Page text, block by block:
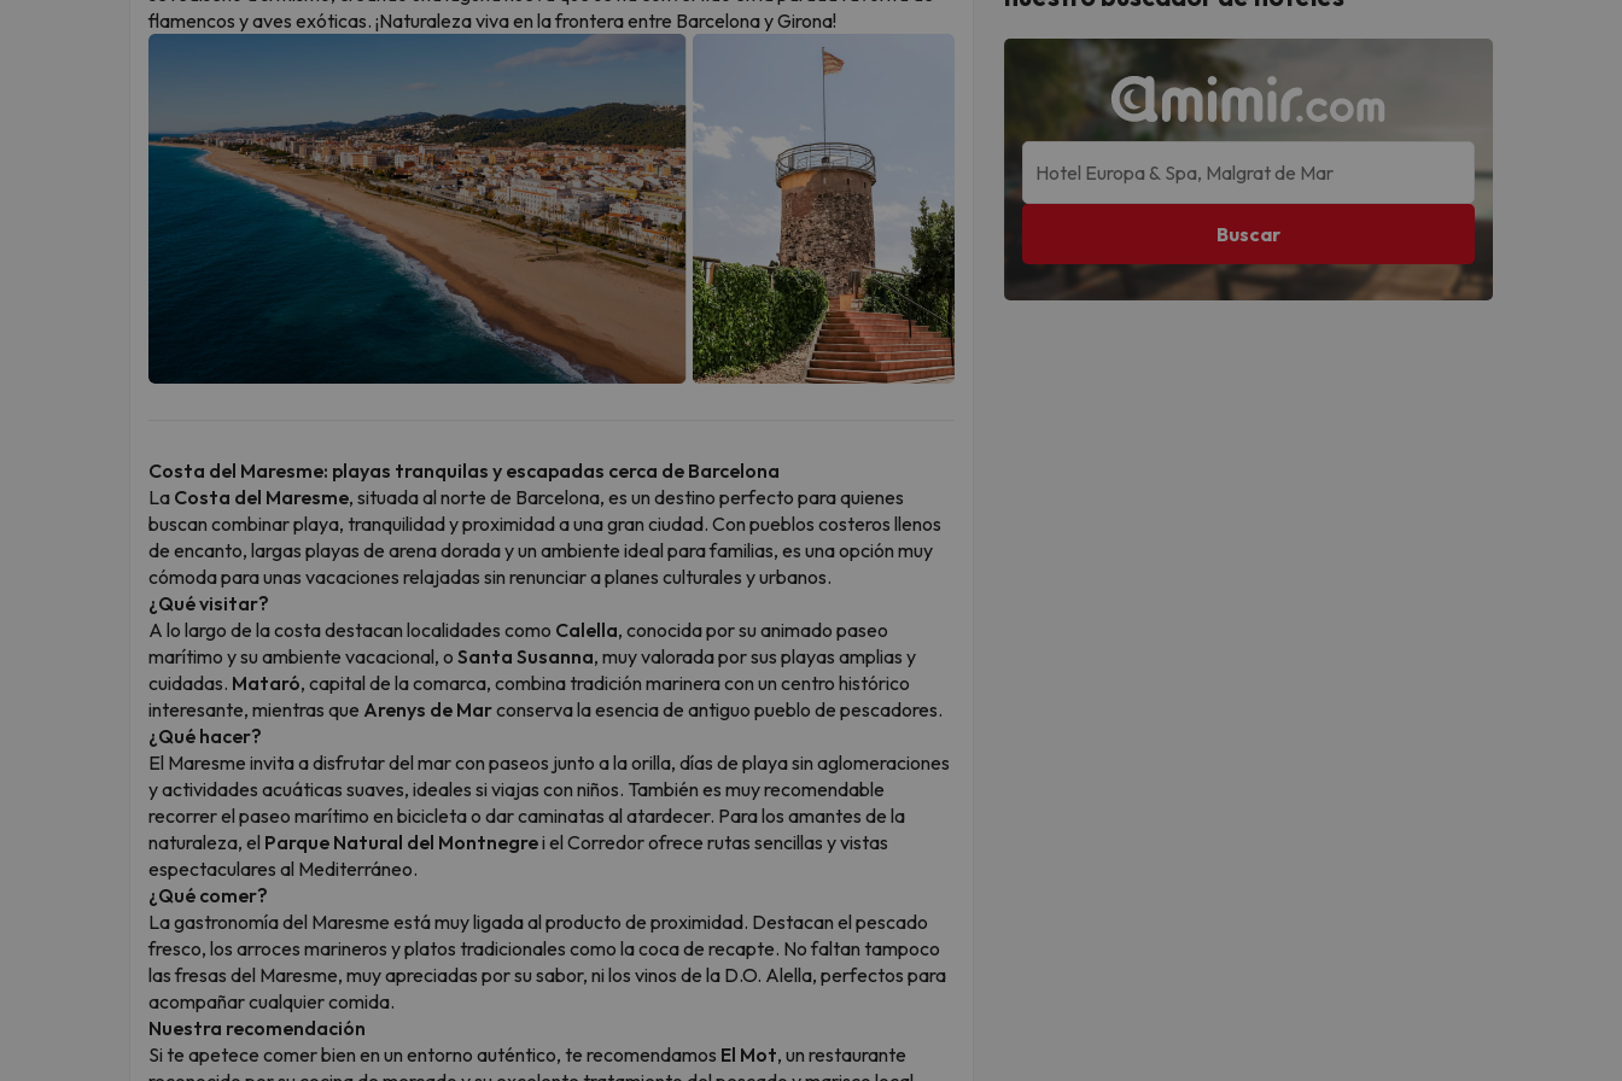
flamencos y aves exóticas. ¡Naturaleza viva en la frontera entre Barcelona y Girona!
Costa del Maresme: playas tranquilas y escapadas cerca de Barcelona
La Costa del Maresme, situada al norte de Barcelona, es un destino perfecto para quienes
buscan combinar playa, tranquilidad y proximidad a una gran ciudad. Con pueblos costeros llenos
de encanto, largas playas de arena dorada y un ambiente ideal para familias, es una opción muy
cómoda para unas vacaciones relajadas sin renunciar a planes culturales y urbanos.
¿Qué visitar?
A lo largo de la costa destacan localidades como Calella, conocida por su animado paseo
marítimo y su ambiente vacacional, o Santa Susanna, muy valorada por sus playas amplias y
cuidadas. Mataró, capital de la comarca, combina tradición marinera con un centro histórico
interesante, mientras que Arenys de Marconserva la esencia de antiguo pueblo de pescadores.
¿Qué hacer?
El Maresme invita a disfrutar del mar con paseos junto a la orilla, días de playa sin aglomeraciones
y actividades acuáticas suaves, ideales si viajas con niños. También es muy recomendable
recorrer el paseo marítimo en bicicleta o dar caminatas al atardecer. Para los amantes de la
naturaleza, el Parque Natural del Montnegrei el Corredor ofrece rutas sencillas y vistas
espectaculares al Mediterráneo.
¿Qué comer?
La gastronomía del Maresme está muy ligada al producto de proximidad. Destacan el pescado
fresco, los arroces marineros y platos tradicionales como la coca de recapte. No faltan tampoco
las fresas del Maresme, muy apreciadas por su sabor, ni los vinos de la D.O. Alella, perfectos para
acompañar cualquier comida.
Nuestra recomendación
Si te apetece comer bien en un entorno auténtico, te recomendamos El Mot, un restaurante
Buscar